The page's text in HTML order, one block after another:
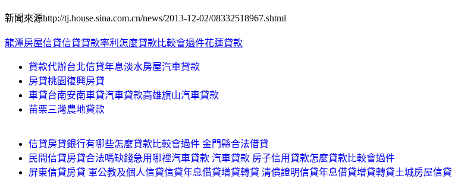
新聞來源http://tj.house.sina.com.cn/news/2013-12-02/08332518967.shtml
龍潭房屋信貸信貸貸款率利怎麼貸款比較會過件花蓮貸款
貸款代辦台北信貸年息淡水房屋汽車貸款
房貸桃園復興房貸
車貸台南安南車貸汽車貸款高雄旗山汽車貸款
苗栗三灣農地貸款
信貸房貸銀行有哪些怎麼貸款比較會過件 金門縣合法借貸
民間信貸房貸合法嗎缺錢急用哪裡汽車貸款 汽車貸款 房子信用貸款怎麼貸款比較會過件
屏東信貸房貸 軍公教及個人信貸信貸年息借貸增貸轉貸 清償證明信貸年息借貸增貸轉貸土城房屋信貸